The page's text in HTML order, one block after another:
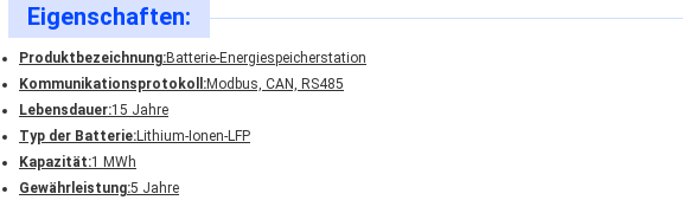
Eigenschaften:
Produktbezeichnung:Batterie-Energiespeicherstation
Kommunikationsprotokoll:Modbus, CAN, RS485
Lebensdauer:15 Jahre
Typ der Batterie:Lithium-Ionen-LFP
Kapazität:1 MWh
Gewährleistung:5 Jahre